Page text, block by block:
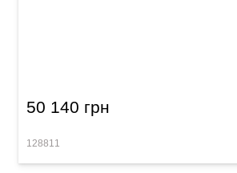
50 140 грн
128811